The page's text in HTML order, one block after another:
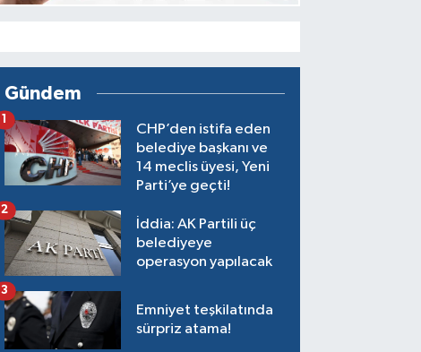
Gündem
CHP’den istifa eden
belediye başkanı ve
14 meclis üyesi, Yeni
Parti’ye geçti!
1
İddia: AK Partili üç
belediyeye
operasyon yapılacak
2
Emniyet teşkilatında
sürpriz atama!
3